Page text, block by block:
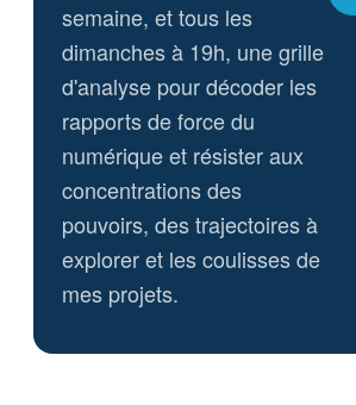
semaine, et tous les
dimanches à 19h, une grille
d'analyse pour décoder les
rapports de force du
numérique et résister aux
concentrations des
pouvoirs, des trajectoires à
explorer et les coulisses de
mes projets.